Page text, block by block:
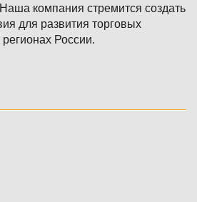
компания стремится создать
для развития торговых
России.